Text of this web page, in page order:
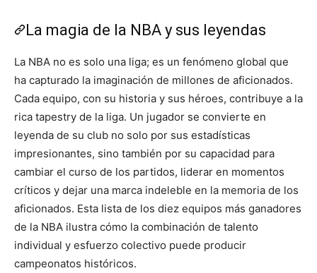
La magia de la NBA y sus leyendas
La NBA no es solo una liga; es un fenómeno global que
ha capturado la imaginación de millones de aficionados.
Cada equipo, con su historia y sus héroes, contribuye a la
rica tapestry de la liga. Un jugador se convierte en
leyenda de su club no solo por sus estadísticas
impresionantes, sino también por su capacidad para
cambiar el curso de los partidos, liderar en momentos
críticos y dejar una marca indeleble en la memoria de los
aficionados. Esta lista de los diez equipos más ganadores
de la NBA ilustra cómo la combinación de talento
individual y esfuerzo colectivo puede producir
campeonatos históricos.